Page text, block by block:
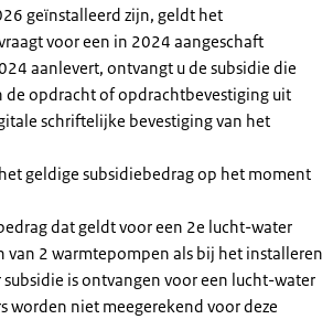
geïnstalleerd zijn, geldt het
voor een in 2024 aangeschaft
aanlevert, ontvangt u de subsidie die
opdracht of opdrachtbevestiging uit
schriftelijke bevestiging van het
geldige subsidiebedrag op het moment
dat geldt voor een 2e lucht-water
2 warmtepompen als bij het installeren
is ontvangen voor een lucht-water
niet meegerekend voor deze